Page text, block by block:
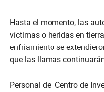
Hasta el momento, las
víctimas o heridas en
enfriamiento se
que las llamas
Personal del Centro de